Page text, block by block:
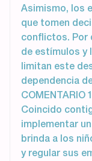
Asimismo, los
que tomen
conflictos. Por
de estímulos y
limitan este
dependencia
COMENTARIO
Coincido
implementar
brinda a los
y regular sus